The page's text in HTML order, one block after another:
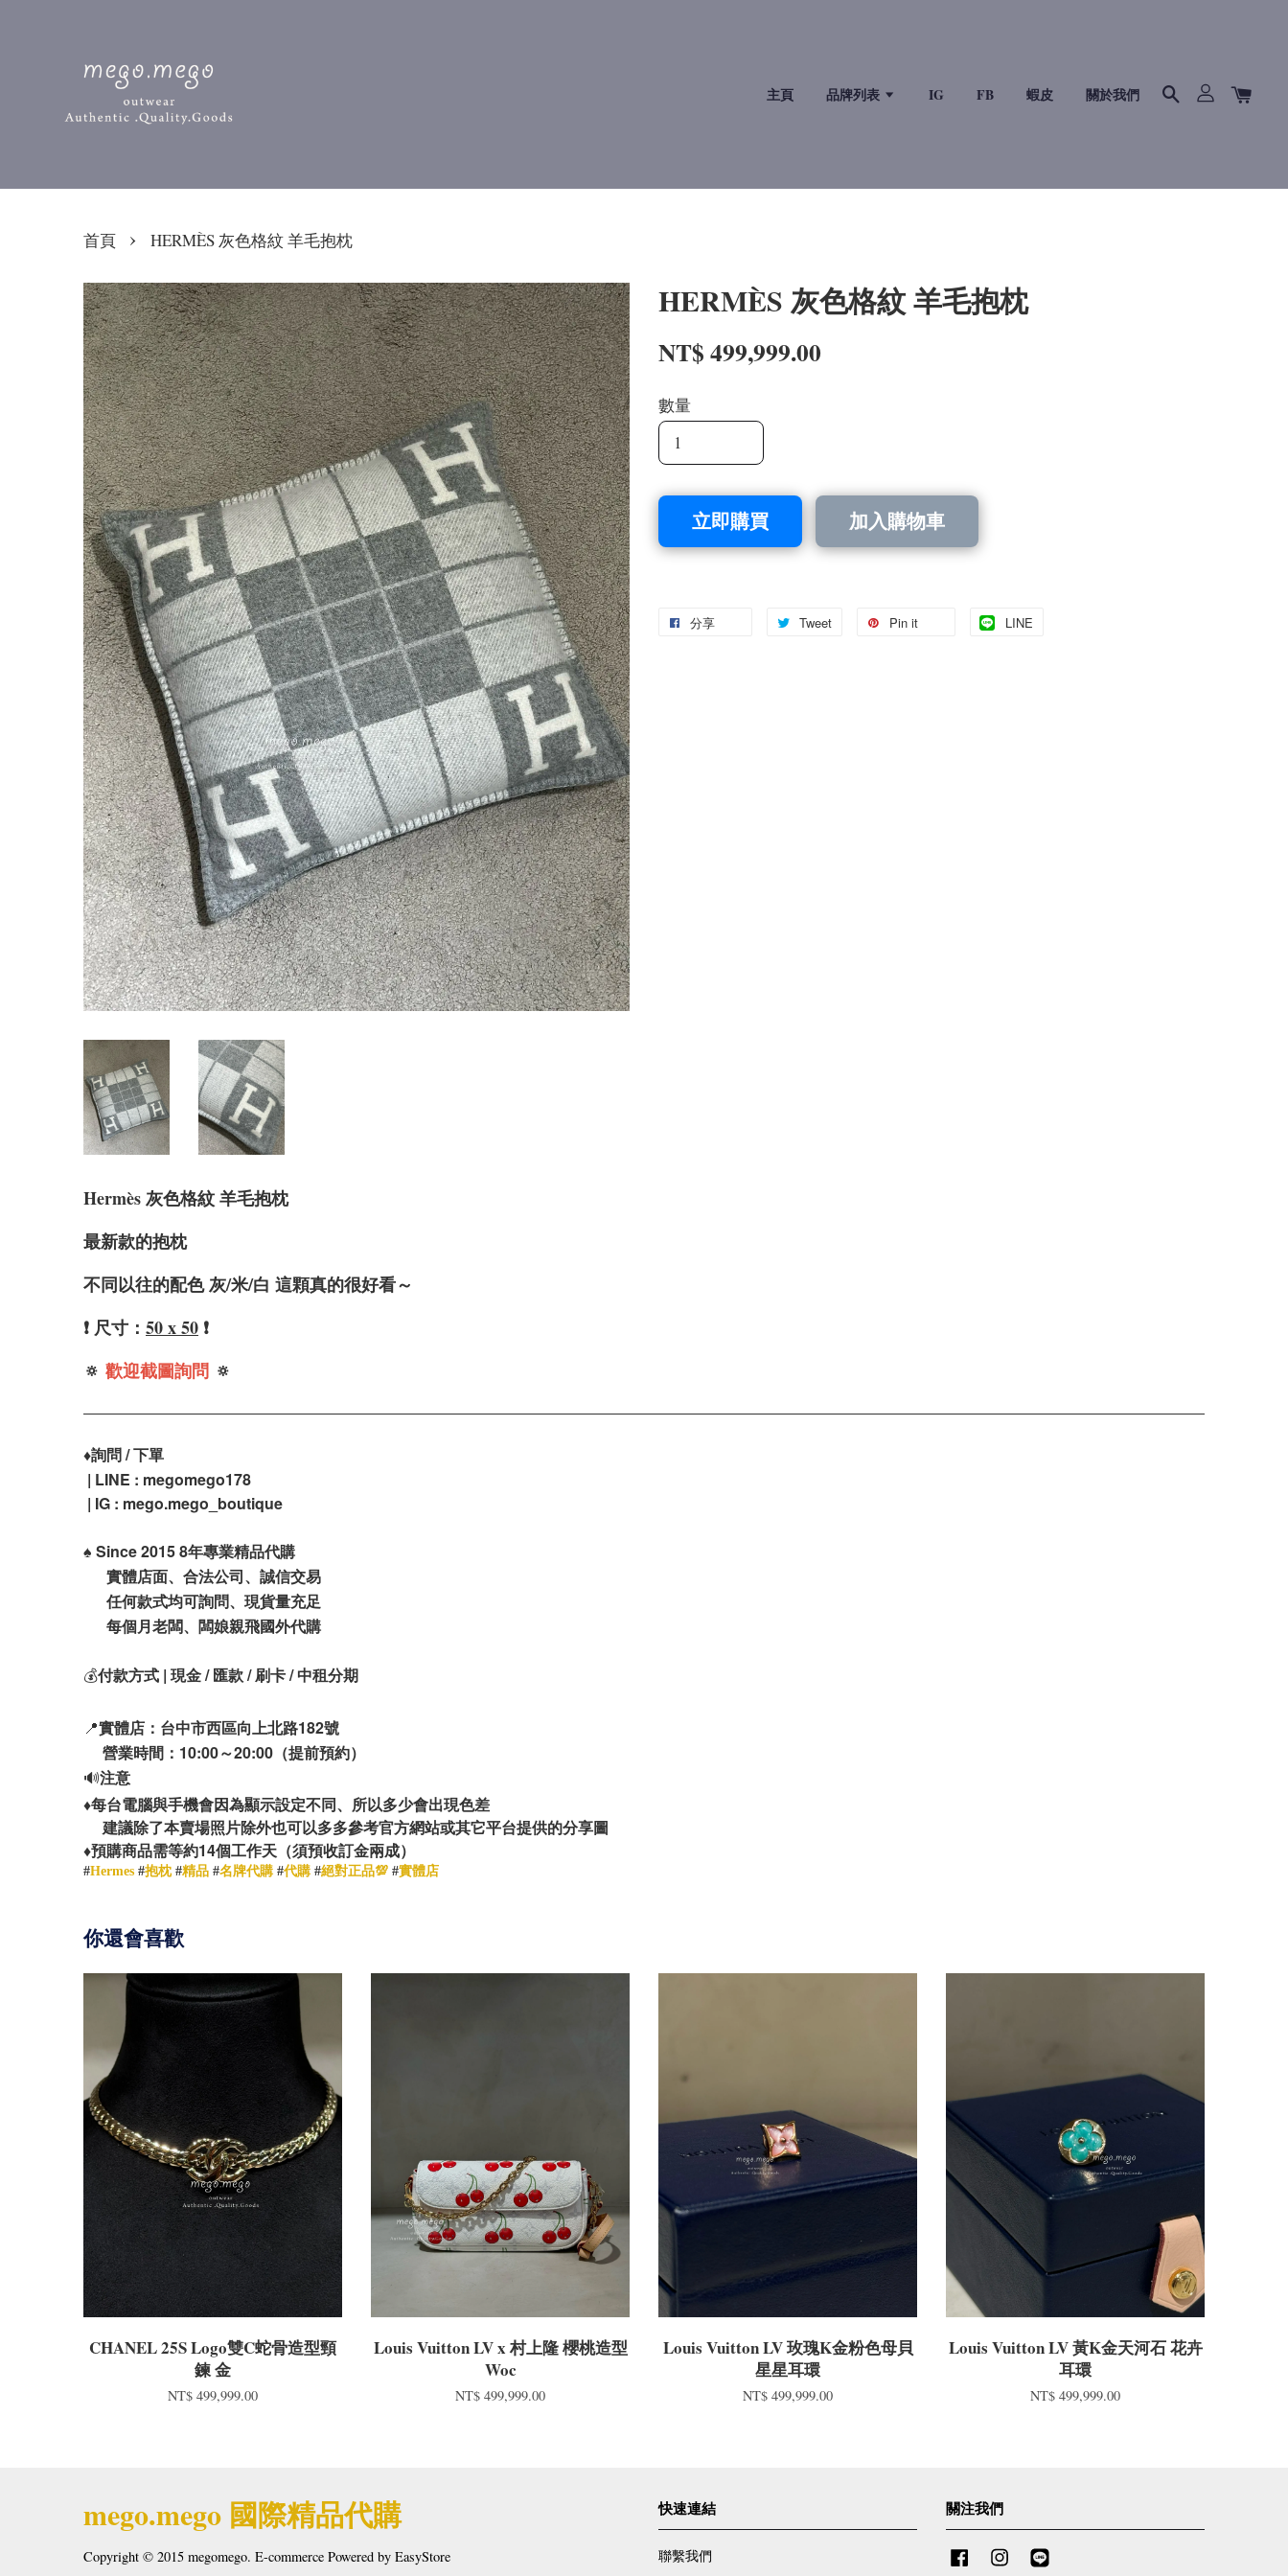
主頁 品牌列表 IG FB 蝦皮 關於我們
首頁 › HERMÈS 灰色格紋 羊毛抱枕
HERMÈS 灰色格紋 羊毛抱枕
NT$ 499,999.00
數量
立即購買 加入購物車
分享 Tweet Pin it LINE
Hermès 灰色格紋 羊毛抱枕
最新款的抱枕
不同以往的配色 灰/米/白 這顆真的很好看～
❗️ 尺寸： 50 x 50 ❗️
🔅 歡迎截圖詢問 🔅
♦️詢問 / 下單
| LINE : megomego178
| IG : mego.mego_boutique
♠️ Since 2015 8年專業精品代購
實體店面、合法公司、誠信交易
任何款式均可詢問、現貨量充足
每個月老闆、闆娘親飛國外代購
💰付款方式 | 現金 / 匯款 / 刷卡 / 中租分期
📍實體店：台中市西區向上北路182號
營業時間：10:00～20:00（提前預約）
🔊注意
♦️每台電腦與手機會因為顯示設定不同、所以多少會出現色差
建議除了本賣場照片除外也可以多多參考官方網站或其它平台提供的分享圖
♦️預購商品需等約14個工作天（須預收訂金兩成）
#Hermes #抱枕 #精品 #名牌代購 #代購 #絕對正品💯 #實體店
你還會喜歡
CHANEL 25S Logo雙C蛇骨造型頸
鍊 金
NT$ 499,999.00
Louis Vuitton LV x 村上隆 櫻桃造型
Woc
NT$ 499,999.00
Louis Vuitton LV 玫瑰K金粉色母貝
星星耳環
NT$ 499,999.00
Louis Vuitton LV 黃K金天河石 花卉
耳環
NT$ 499,999.00
mego.mego 國際精品代購
Copyright © 2015 megomego. E-commerce Powered by EasyStore
快速連結
聯繫我們
關注我們
Facebook Instagram